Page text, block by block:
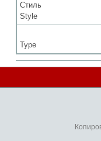
Стиль
Style
Type